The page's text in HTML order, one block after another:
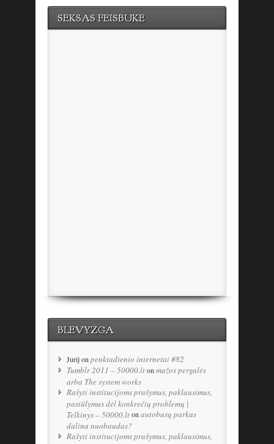
SEKSAS FEISBUKE
BLEVYZGA
Jurijon penktadienio internetai #82
Tumblr 2011 – 50000.lton mažos pergalės
arba The system works
Rašyti institucijoms prašymus, paklausimus,
pasiūlymus dėl konkrečių problemų |
Telkinys – 50000.lton autobusų parkas
dalina nuobaudas?
Rašyti institucijoms prašymus, paklausimus,